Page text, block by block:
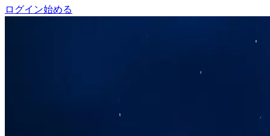
ログイン始める